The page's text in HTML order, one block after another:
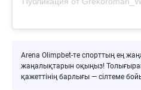
Arena Olimpbet-те спорттың ең
жаңалықтарын оқыңыз!
қажеттінің барлығы — сілтеме